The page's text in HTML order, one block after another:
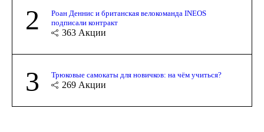
2
Роан Деннис и британская велокоманда INEOS
подписали контракт
363 Акции
3 Трюковые самокаты для новичков: на чём учиться?
269 Акции